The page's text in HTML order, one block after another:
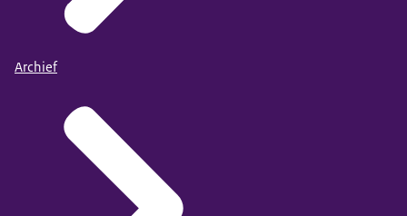
Archief